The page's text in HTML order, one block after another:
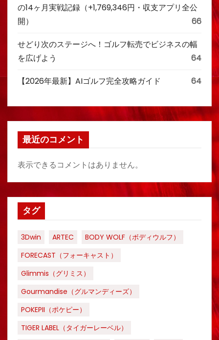
の14ヶ月実戦記録（+1,769,346円・収支アプリ全公
開）
66
せどり次のステージへ！ゴルフ転売でビジネスの幅
を広げよう
64
【2026年最新】AIゴルフ完全攻略ガイド 64
最近のコメント
表示できるコメントはありません。
タグ
3Dwin ARTEC
BODY WOLF（ボディウルフ）
FORECAST（フォーキャスト）
Glimmis（グリミス）
Gourmandise（グルマンディーズ）
POKEPII（ポケピー）
TIGER LABEL（タイガーレーベル）